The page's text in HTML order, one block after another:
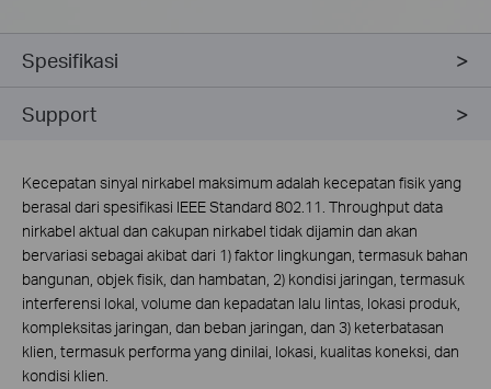
Spesifikasi
Support
Kecepatan sinyal nirkabel maksimum adalah kecepatan fisik yang
berasal dari spesifikasi IEEE Standard 802.11. Throughput data
nirkabel aktual dan cakupan nirkabel tidak dijamin dan akan
bervariasi sebagai akibat dari 1) faktor lingkungan, termasuk bahan
bangunan, objek fisik, dan hambatan, 2) kondisi jaringan, termasuk
interferensi lokal, volume dan kepadatan lalu lintas, lokasi produk,
kompleksitas jaringan, dan beban jaringan, dan 3) keterbatasan
klien, termasuk performa yang dinilai, lokasi, kualitas koneksi, dan
kondisi klien.